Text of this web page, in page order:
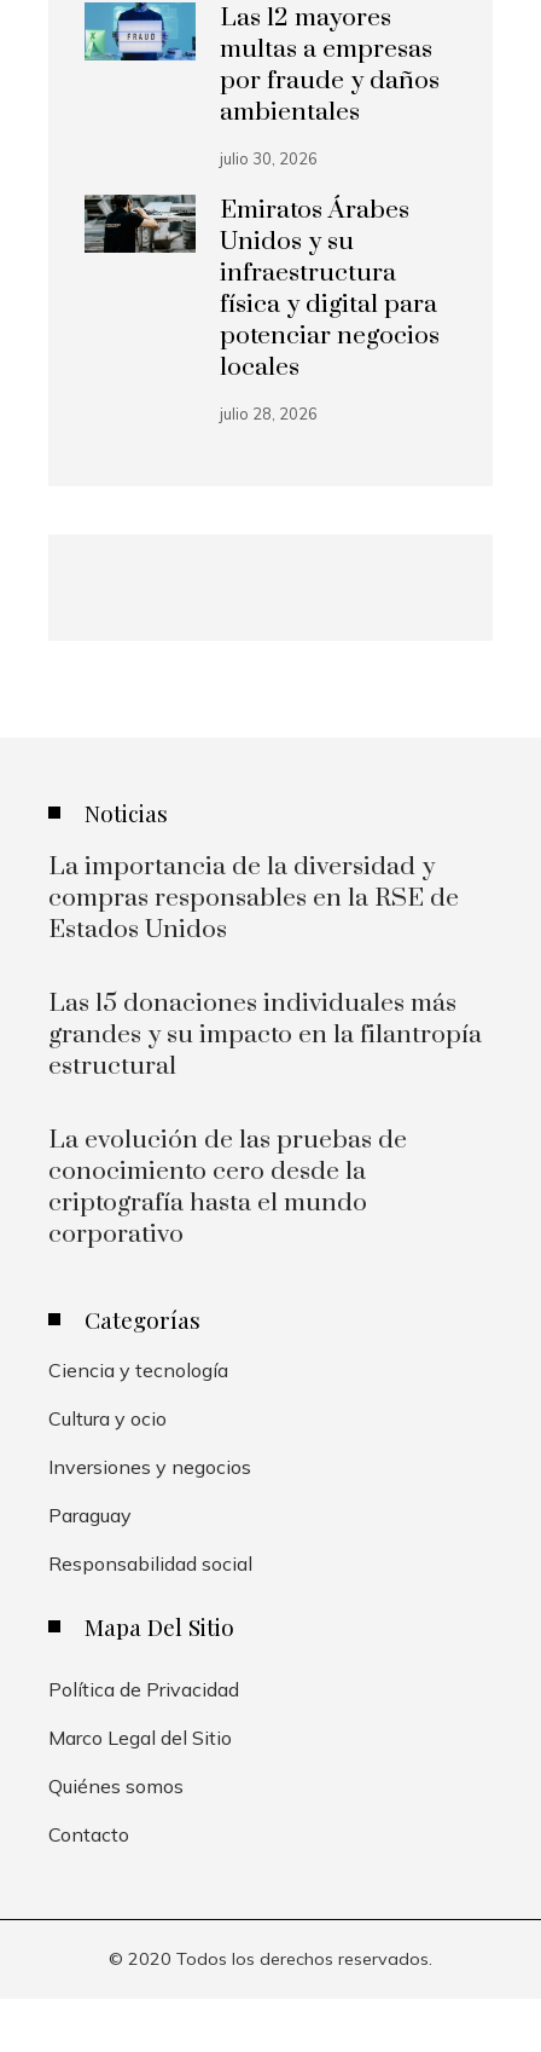
Las 12 mayores
multas a empresas
por fraude y daños
ambientales
julio 30, 2026
Emiratos Árabes
Unidos y su
infraestructura
física y digital para
potenciar negocios
locales
julio 28, 2026
Noticias
La importancia de la diversidad y
compras responsables en la RSE de
Estados Unidos
Las 15 donaciones individuales más
grandes y su impacto en la filantropía
estructural
La evolución de las pruebas de
conocimiento cero desde la
criptografía hasta el mundo
corporativo
Categorías
Ciencia y tecnología
Cultura y ocio
Inversiones y negocios
Paraguay
Responsabilidad social
Mapa Del Sitio
Política de Privacidad
Marco Legal del Sitio
Quiénes somos
Contacto
© 2020 Todos los derechos reservados.